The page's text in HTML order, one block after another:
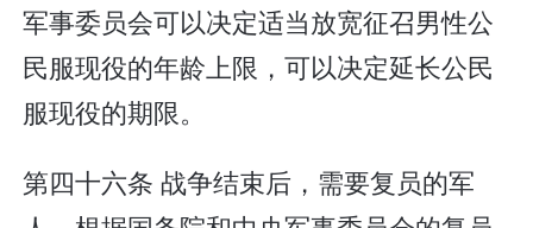
军事委员会可以决定适当放宽征召男性公
民服现役的年龄上限，可以决定延长公民
服现役的期限。
第四十六条 战争结束后，需要复员的军